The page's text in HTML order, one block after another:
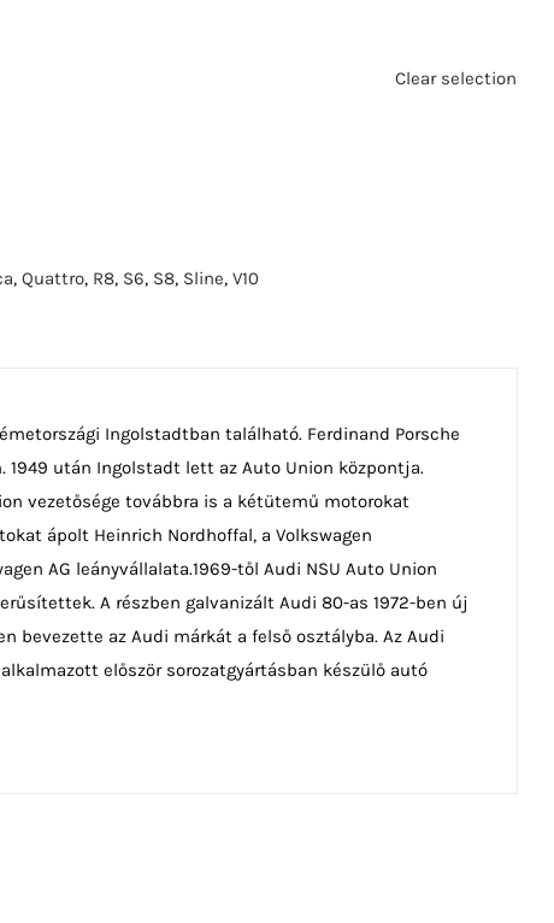
Clear selection
, Quattro, R8, S6, S8, Sline, V10
Ingolstadtban található. Ferdinand Porsche
után Ingolstadt lett az Auto Union központja.
vezetősége továbbra is a kétütemű motorokat
ápolt Heinrich Nordhoffal, a Volkswagen
AG leányvállalata.1969-től Audi NSU Auto Union
A részben galvanizált Audi 80-as 1972-ben új
bevezette az Audi márkát a felső osztályba. Az Audi
először sorozatgyártásban készülő autó